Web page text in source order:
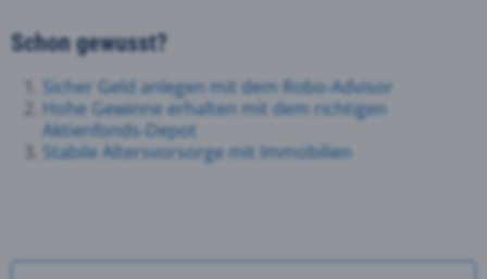
Schon gewusst?
Sicher Geld anlegen mit dem Robo-Advisor
Hohe Gewinne erhalten mit dem richtigen
Aktienfonds-Depot
Stabile Altersvorsorge mit Immobilien